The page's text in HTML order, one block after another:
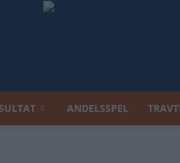
ANDELSSPEL